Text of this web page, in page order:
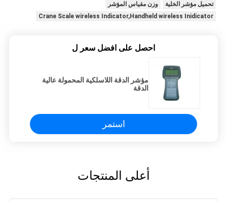
تحميل مؤشر الخلية
وزن مقياس المؤشر
Crane Scale wireless Indicator,Handheld wireless Inidicator
احصل على افضل سعر ل
مؤشر الدقة اللاسلكية المحمولة عالية
الدقة
استمر
أعلى المنتجات